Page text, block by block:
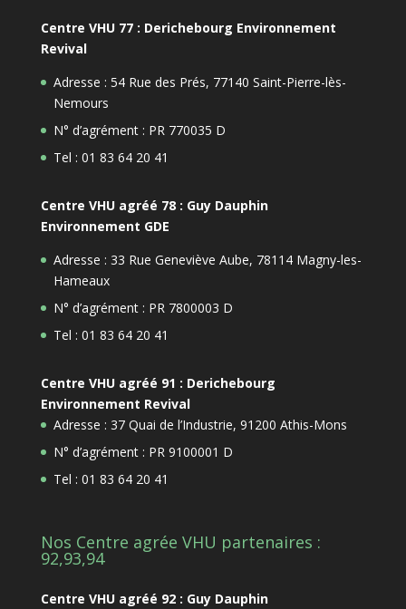
Centre VHU 77 : Derichebourg Environnement
Revival
Adresse : 54 Rue des Prés, 77140 Saint-Pierre-lès-
Nemours
N° d’agrément : PR 770035 D
Tel : 01 83 64 20 41
Centre VHU agréé 78 : Guy Dauphin
Environnement GDE
Adresse : 33 Rue Geneviève Aube, 78114 Magny-les-
Hameaux
N° d’agrément : PR 7800003 D
Tel : 01 83 64 20 41
Centre VHU agréé 91 : Derichebourg
Environnement Revival
Adresse : 37 Quai de l’Industrie, 91200 Athis-Mons
N° d’agrément : PR 9100001 D
Tel : 01 83 64 20 41
Nos Centre agrée VHU partenaires :
92,93,94
Centre VHU agréé 92 : Guy Dauphin